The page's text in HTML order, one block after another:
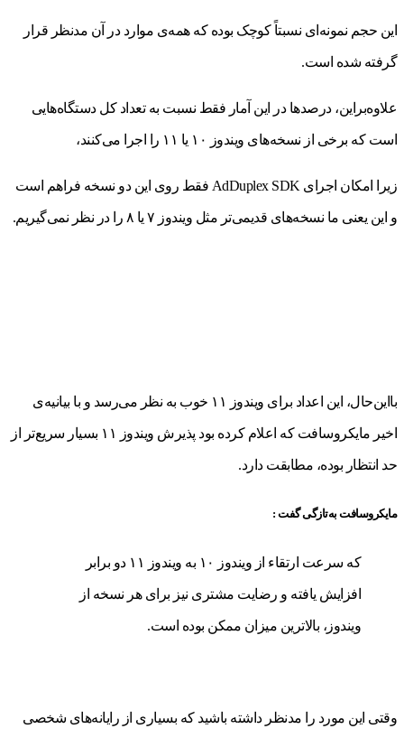
این حجم نمونه‌ای نسبتاً کوچک بوده که همه‌ی موارد در آن مدنظر قرار
گرفته شده است.
علاوه‌براین، درصدها در این آمار فقط نسبت به تعداد کل دستگاه‌هایی
است که برخی از نسخه‌های ویندوز ۱۰ یا ۱۱ را اجرا می‌کنند،
زیرا امکان اجرای AdDuplex SDK فقط روی این دو نسخه فراهم است
و این یعنی ما نسخه‌های قدیمی‌تر مثل ویندوز ۷ یا ۸ را در‌ نظر نمی‌گیریم.
بااین‌حال، این اعداد برای ویندوز ۱۱ خوب به‌‌ نظر می‌رسد و با بیانیه‌ی
اخیر مایکروسافت که اعلام کرده بود پذیرش ویندوز ۱۱ بسیار سریع‌تر از
حد انتظار بوده، مطابقت دارد.
مایکروسافت به‌تازگی گفت :
که سرعت ارتقاء از ویندوز ۱۰ به ویندوز ۱۱ دو‌ برابر
افزایش یافته و رضایت مشتری نیز برای هر نسخه از
ویندوز، بالاترین میزان ممکن بوده است.
وقتی این مورد را مدنظر داشته باشید که بسیاری از رایانه‌های شخصی